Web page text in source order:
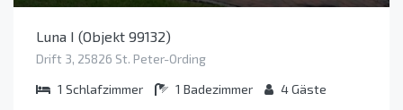
Luna I (Objekt 99132)
Drift 3, 25826 St. Peter-Ording
1 Schlafzimmer 1 Badezimmer 4Gäste